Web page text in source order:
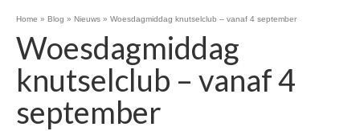
Home » Blog » Nieuws » Woesdagmiddag knutselclub – vanaf 4 september
Woesdagmiddag
knutselclub – vanaf 4
september